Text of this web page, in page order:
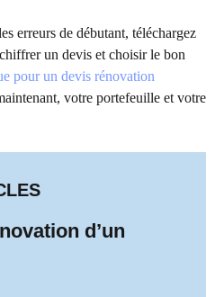
erreurs de débutant, téléchargez
un devis et choisir le bon
pour un devis rénovation
votre portefeuille et votre
d’un